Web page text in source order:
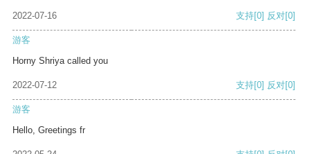
2022-07-16 支持[0] 反对[0]
游客
Horny Shriya called you
2022-07-12 支持[0] 反对[0]
游客
Hello, Greetings fr